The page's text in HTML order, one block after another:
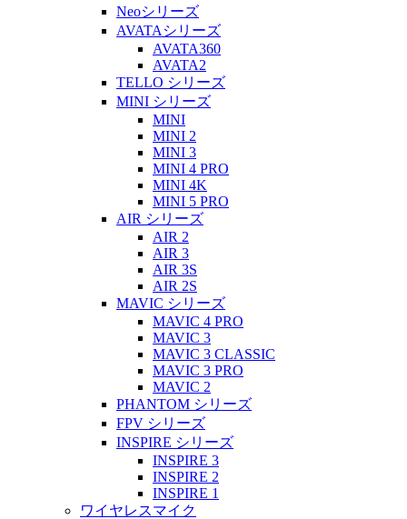
Neoシリーズ
AVATAシリーズ
AVATA360
AVATA2
TELLO シリーズ
MINI シリーズ
MINI
MINI 2
MINI 3
MINI 4 PRO
MINI 4K
MINI 5 PRO
AIR シリーズ
AIR 2
AIR 3
AIR 3S
AIR 2S
MAVIC シリーズ
MAVIC 4 PRO
MAVIC 3
MAVIC 3 CLASSIC
MAVIC 3 PRO
MAVIC 2
PHANTOM シリーズ
FPV シリーズ
INSPIRE シリーズ
INSPIRE 3
INSPIRE 2
INSPIRE 1
ワイヤレスマイク